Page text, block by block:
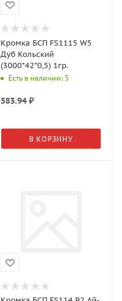
Кромка БСП FS1115 W5
Дуб Кольский
(3000*42*0,5) 1гр.
Есть в наличии: 5
583.94₽
В КОРЗИНУ